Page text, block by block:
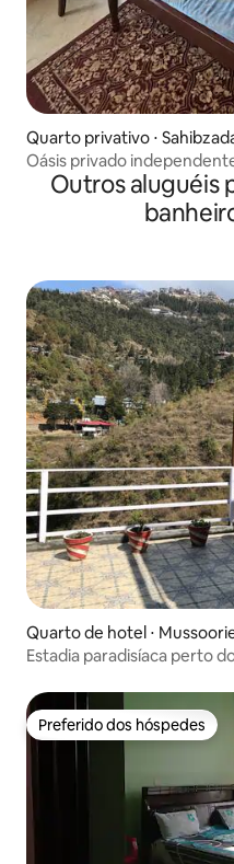
Quarto privativo ⋅
Oásis privado
Outros aluguéis
Quarto de hotel ⋅
Estadia paradisíaca perto
Preferido dos hóspedes
Preferido dos hóspedes